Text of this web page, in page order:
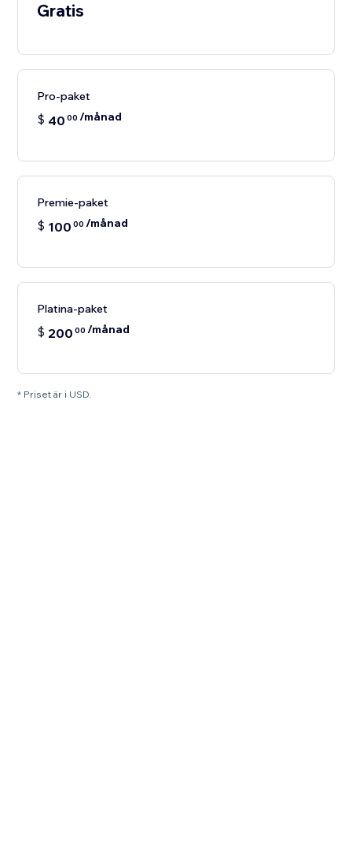
Gratis
Pro-paket
$ 40 00 /månad
Premie-paket
$ 100 00 /månad
Platina-paket
$ 200 00 /månad
* Priset är i USD.